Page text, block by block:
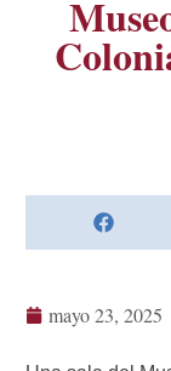
mayo 23, 2025